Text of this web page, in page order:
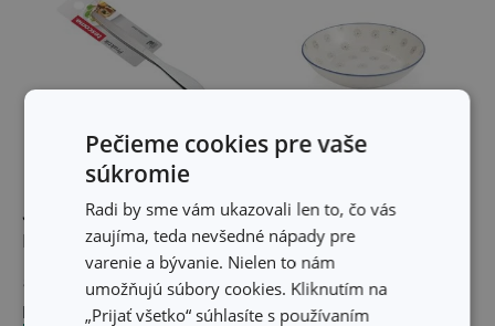
Jedálenský nôž
PRAKTIK, 2 ks
5,30 €
Nedostupné v eshope
Hlboký tanier FRESCO
ø 21 cm, Daisy
5,70 €
Nedostupné v eshope
Pečieme cookies pre vaše
súkromie
Radi by sme vám ukazovali len to, čo vás
zaujíma, teda nevšedné nápady pre
varenie a bývanie. Nielen to nám
umožňujú súbory cookies. Kliknutím na
„Prijať všetko“ súhlasíte s používaním